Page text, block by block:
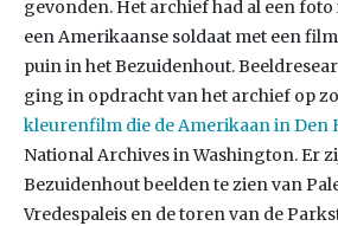
gevonden. Het archief had al een
een Amerikaanse soldaat met een
puin in het Bezuidenhout.
ging in opdracht van het archief op
kleurenfilm die de Amerikaan in Den
National Archives in Washington. Er
Bezuidenhout beelden te zien van
Vredespaleis en de toren van de